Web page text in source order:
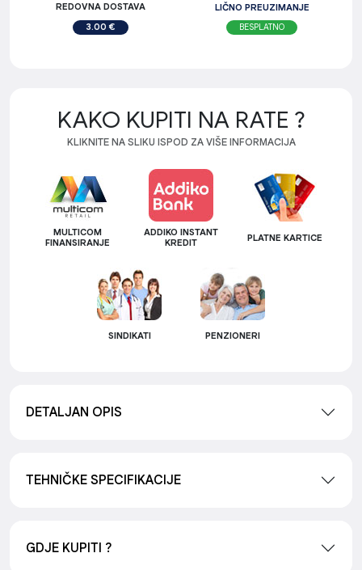
REDOVNA DOSTAVA
3.00 €
LIČNO PREUZIMANJE
BESPLATNO
KAKO KUPITI NA RATE ?
KLIKNITE NA SLIKU ISPOD ZA VIŠE INFORMACIJA
MULTICOM
FINANSIRANJE
ADDIKO INSTANT
KREDIT
PLATNE KARTICE
SINDIKATI PENZIONERI
DETALJAN OPIS
TEHNIČKE SPECIFIKACIJE
GDJE KUPITI ?